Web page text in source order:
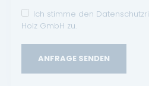
Ich stimme den
Holz GmbH zu.
ANFRAGE SENDEN